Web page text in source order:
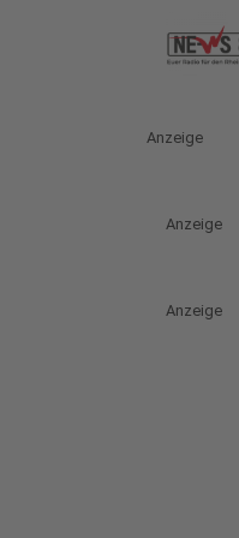
Anzeige
Anzeige
Anzeige